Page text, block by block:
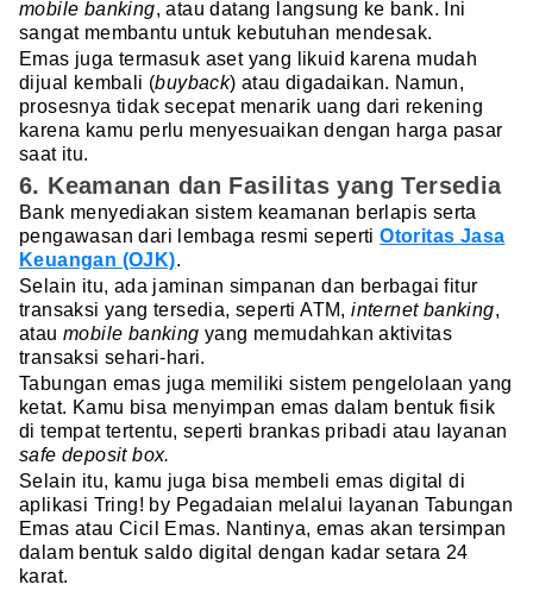
mobile banking, atau datang langsung ke bank. Ini
sangat membantu untuk kebutuhan mendesak.
Emas juga termasuk aset yang likuid karena mudah
dijual kembali (buyback) atau digadaikan. Namun,
prosesnya tidak secepat menarik uang dari rekening
karena kamu perlu menyesuaikan dengan harga pasar
saat itu.
6. Keamanan dan Fasilitas yang Tersedia
Bank menyediakan sistem keamanan berlapis serta
pengawasan dari lembaga resmi sepertiOtoritas Jasa
Keuangan (OJK).
Selain itu, ada jaminan simpanan dan berbagai fitur
transaksi yang tersedia, seperti ATM,internet banking,
atau mobile banking yang memudahkan aktivitas
transaksi sehari-hari.
Tabungan emas juga memiliki sistem pengelolaan yang
ketat. Kamu bisa menyimpan emas dalam bentuk fisik
di tempat tertentu, seperti brankas pribadi atau layanan
safe deposit box.
Selain itu, kamu juga bisa membeli emas digital di
aplikasi Tring! by Pegadaian melalui layanan Tabungan
Emas atau Cicil Emas. Nantinya, emas akan tersimpan
dalam bentuk saldo digital dengan kadar setara 24
karat.